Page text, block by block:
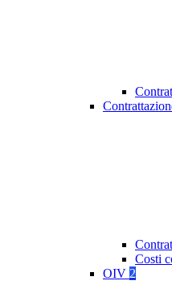
Costi
OIV 2